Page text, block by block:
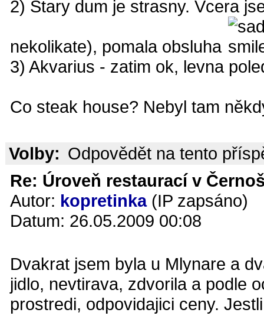
2) Stary dum je strasny. Vcera
nekolikate), pomala obsluha
3) Akvarius - zatim ok, levna
Co steak house? Nebyl tam
Volby: Odpovědět na tento
Re: Úroveň restaurací v
Autor: kopretinka(IP zapsáno)
Datum: 26.05.2009 00:08
Dvakrat jsem byla u Mlynare a
jidlo, nevtirava, zdvorila a podle
prostredi, odpovidajici ceny.